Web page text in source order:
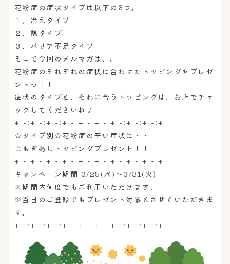
花粉症の症状タイプは以下の3つ。
１、冷えタイプ
２、熱タイプ
３、バリア不足タイプ
そこで今回のメルマガは、、
花粉症のそれぞれの症状に合わせたトッピングをプレゼ
ントっ！！
症状のタイプと、それに合うトッピングは、お店でチェ
ックしてくださいね♪
+:-:+:-:+:-:+:-:+:-:+:-:+:-:+:-:+:-:+
☆タイプ別☆花粉症の辛い症状に・・
よもぎ蒸しトッピングプレゼント！！
+:-:+:-:+:-:+:-:+:-:+:-:+:-:+:-:+:-:+
キャンペーン期間 3/25(水)〜3/31(火)
※期間内何度でもご利用いただけます。
※当日のご登録でもプレゼント対象とさせていただきま
す。
+:-:+:-:+:-:+:-:+:-:+:-:+:-:+:-:+:-:+